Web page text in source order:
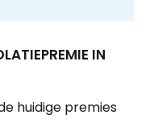
IN
huidige premies